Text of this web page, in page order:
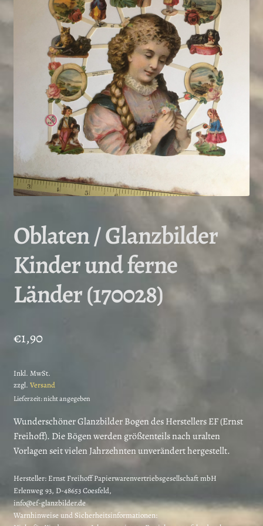
Oblaten / Glanzbilder
Kinder und ferne
Länder (170028)
€1,90
Inkl. MwSt.
zzgl. Versand
Lieferzeit: nicht angegeben
Wunderschöner Glanzbilder Bogen des Herstellers EF (Ernst
Freihoff). Die Bögen werden größtenteils nach uralten
Vorlagen seit vielen Jahrzehnten unverändert hergestellt.
Hersteller: Ernst Freihoff Papierwarenvertriebsgesellschaft mbH
Erlenweg 93, D-48653 Coesfeld,
info@ef-glanzbilder.de
Warnhinweise und Sicherheitsinformationen: